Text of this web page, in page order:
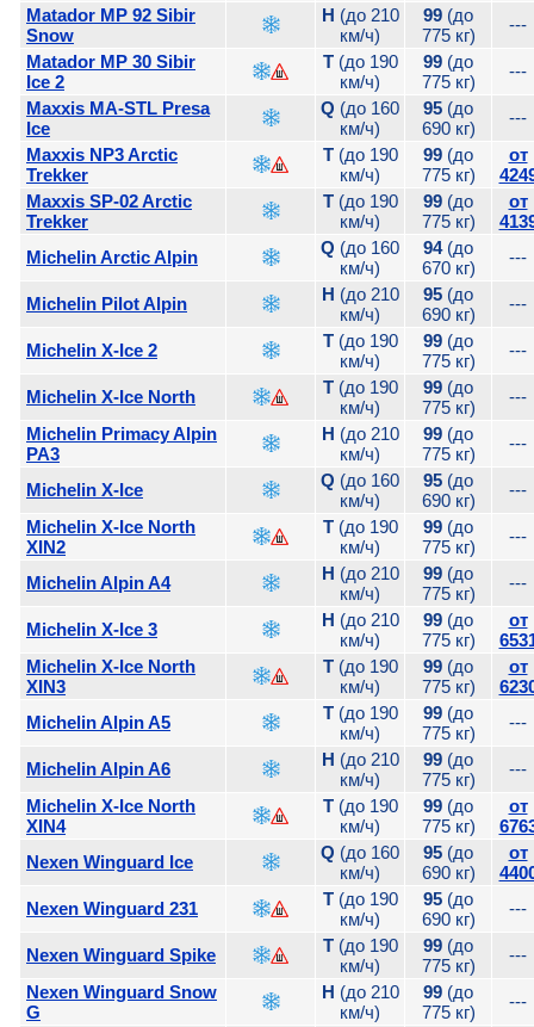
Matador MP 92 Sibir
Snow
H (до 210
км/ч)
99 (до
775 кг)
---
Matador MP 30 Sibir
Ice 2
T(до 190
км/ч)
99 (до
775 кг)
---
Maxxis MA-STL Presa
Ice
Q (до 160
км/ч)
95 (до
690 кг)
---
Maxxis NP3 Arctic
Trekker
T(до 190
км/ч)
99 (до
775 кг)
от
Maxxis SP-02 Arctic
Trekker
T(до 190
км/ч)
99 (до
775 кг)
от
Michelin Arctic Alpin
Q (до 160
км/ч)
94(до
670 кг)
---
Michelin Pilot Alpin H (до 210
км/ч)
95 (до
690 кг)
---
Michelin X-Ice 2 T(до 190
км/ч)
99 (до
775 кг)
---
Michelin X-Ice North T(до 190
км/ч)
99 (до
775 кг)
---
Michelin Primacy Alpin
PA3
H (до 210
км/ч)
99 (до
775 кг)
---
Michelin X-Ice Q (до 160
км/ч)
95 (до
690 кг)
---
Michelin X-Ice North
XIN2
T(до 190
км/ч)
99 (до
775 кг)
---
Michelin Alpin A4 H (до 210
км/ч)
99 (до
775 кг)
---
Michelin X-Ice 3 H (до 210
км/ч)
99 (до
775 кг)
от
Michelin X-Ice North
XIN3
T(до 190
км/ч)
99 (до
775 кг)
от
Michelin Alpin A5
T(до 190
км/ч)
99 (до
775 кг)
---
Michelin Alpin A6 H (до 210
км/ч)
99 (до
775 кг)
---
Michelin X-Ice North
XIN4
T(до 190
км/ч)
99 (до
775 кг)
от
Nexen Winguard Ice
Q (до 160
км/ч)
95 (до
690 кг)
от
Nexen Winguard 231
T(до 190
км/ч)
95 (до
690 кг)
---
Nexen Winguard Spike T(до 190
км/ч)
99 (до
775 кг)
---
Nexen Winguard Snow
G
H (до 210
км/ч)
99 (до
775 кг)
---